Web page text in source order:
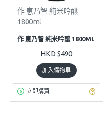
作 恵乃智 純米吟醸
1800ml
作 恵乃智 純米吟醸 1800ML
HKD $490
加入購物車
立即購買